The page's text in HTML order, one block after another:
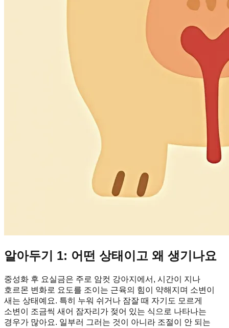
알아두기 1: 어떤 상태이고 왜 생기나요
중성화 후 요실금은 주로 암컷 강아지에서, 시간이 지나
호르몬 변화로 요도를 조이는 근육의 힘이 약해지며 소변이
새는 상태예요. 특히 누워 쉬거나 잠잘 때 자기도 모르게
소변이 조금씩 새어 잠자리가 젖어 있는 식으로 나타나는
경우가 많아요. 일부러 그러는 것이 아니라 조절이 안 되는